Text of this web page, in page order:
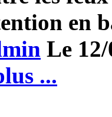
en
Le
...